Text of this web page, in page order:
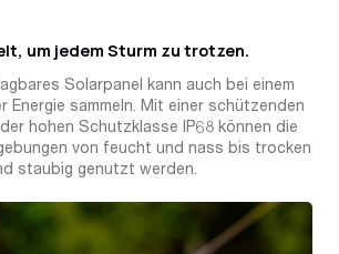
um jedem Sturm zu trotzen.
Solarpanel kann auch bei einem
Energie sammeln. Mit einer schützenden
hohen Schutzklasse IP68 können die
von feucht und nass bis trocken
staubig genutzt werden.